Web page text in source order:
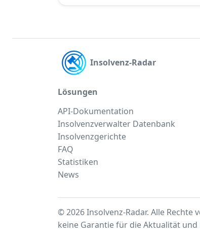
Insolvenz-Radar
Lösungen
API-Dokumentation
Insolvenzverwalter Datenbank
Insolvenzgerichte
FAQ
Statistiken
News
© 2026 Insolvenz-Radar. Alle
keine Garantie für die Aktualität